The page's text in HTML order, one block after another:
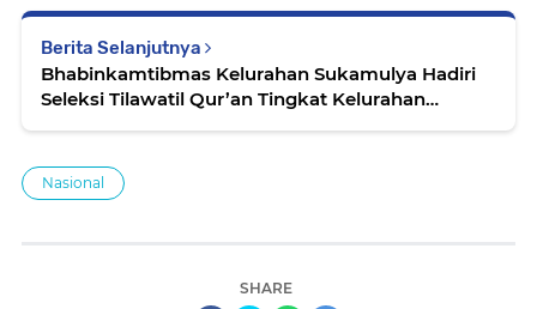
Berita Selanjutnya
Bhabinkamtibmas Kelurahan Sukamulya Hadiri
Seleksi Tilawatil Qur’an Tingkat Kelurahan
Nasional
SHARE